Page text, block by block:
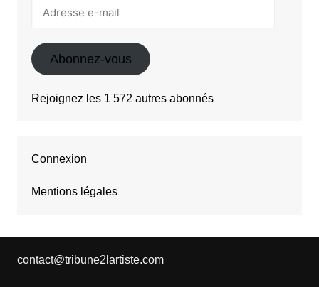
Abonnez-vous
Rejoignez les 1 572 autres abonnés
Connexion
Mentions légales
contact@tribune2lartiste.com